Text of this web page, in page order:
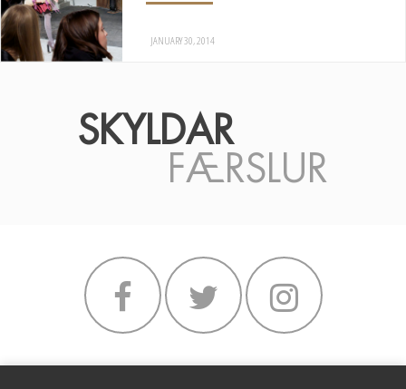
JANUARY 30, 2014
SKYLDAR
FÆRSLUR